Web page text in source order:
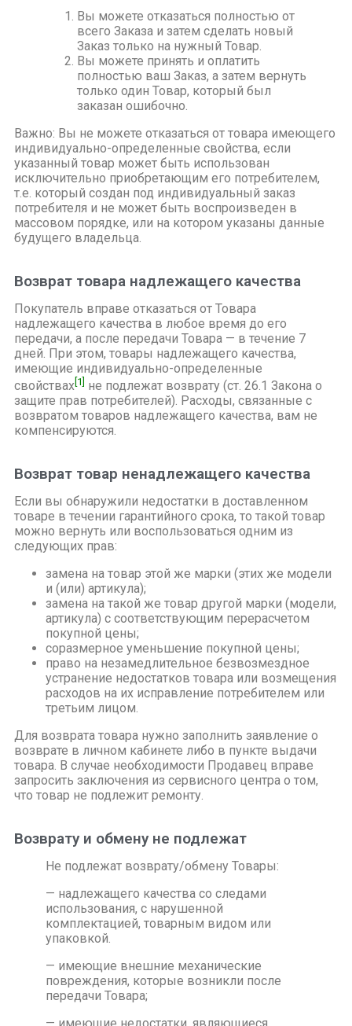
Вы можете отказаться полностью от
всего Заказа и затем сделать новый
Заказ только на нужный Товар.
Вы можете принять и оплатить
полностью ваш Заказ, а затем вернуть
только один Товар, который был
заказан ошибочно.
Важно: Вы не можете отказаться от товара имеющего
индивидуально-определенные свойства, если
указанный товар может быть использован
исключительно приобретающим его потребителем,
т.е. который создан под индивидуальный заказ
потребителя и не может быть воспроизведен в
массовом порядке, или на котором указаны данные
будущего владельца.
Возврат товара надлежащего качества
Покупатель вправе отказаться от Товара
надлежащего качества в любое время до его
передачи, а после передачи Товара — в течение 7
дней. При этом, товары надлежащего качества,
имеющие индивидуально-определенные
свойствах [1]
не подлежат возврату (ст. 26.1 Закона о
защите прав потребителей). Расходы, связанные с
возвратом товаров надлежащего качества, вам не
компенсируются.
Возврат товар ненадлежащего качества
Если вы обнаружили недостатки в доставленном
товаре в течении гарантийного срока, то такой товар
можно вернуть или воспользоваться одним из
следующих прав:
замена на товар этой же марки (этих же модели
и (или) артикула);
замена на такой же товар другой марки (модели,
артикула) с соответствующим перерасчетом
покупной цены;
соразмерное уменьшение покупной цены;
право на незамедлительное безвозмездное
устранение недостатков товара или возмещения
расходов на их исправление потребителем или
третьим лицом.
Для возврата товара нужно заполнить заявление о
возврате в личном кабинете либо в пункте выдачи
товара. В случае необходимости Продавец вправе
запросить заключения из сервисного центра о том,
что товар не подлежит ремонту.
Возврату и обмену не подлежат
Не подлежат возврату/обмену Товары:
— надлежащего качества со следами
использования, с нарушенной
комплектацией, товарным видом или
упаковкой.
— имеющие внешние механические
повреждения, которые возникли после
передачи Товара;